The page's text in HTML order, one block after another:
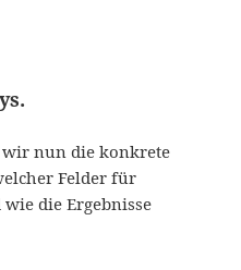
nun die konkrete
Felder für
die Ergebnisse